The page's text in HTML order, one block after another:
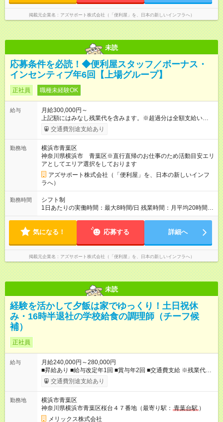
部分があります。 雇用形態：中途採用（契約社員） 給与：本採
用時と同じです。 試用期間中は嘱託社員契約となります。嘱託
社員契約中の給与・待遇・福利厚生は正社員のものと同じで
時代
掲載元企業名 アズサポート株式会社（「便利屋」を、日本の新しいインフラへ）
未読
応募条件を必読！◆便利屋スタッフ／ボーナス・
インセンティブ年6回【上場グループ】
正社員 職種未経験OK
給与
月給300,000円～
上記額にはみなし残業代を含みます。※超過分は全額支給いたし
ます。 みなし残業代 73,808円／月 みなし残業時間 45時間／月
年収＝月給＋ボーナス＋インセンティブ ボーナス ：2回 ※過
（年4回） ※施工スタッフにもインセンティブがもらえます
※合計で約30～60万/年程度で動きます（一番高い方ですと100
万超え） --------------------------------- 昇給：あり ※年1回評価に基
づく 手当：あり 全額100%支給 ・交通費（通勤費） ・業務に
おける活動費 ・超過勤務手当 【注意】 貸与する社用車は、社員
各自が保管していただきます 駐車場代が仮にかかる場合、各社
員での負担となります ※1都3県社員については会社負担があり
ます（ご相談ください） 【試用期間】試用期間あり 試用期間の
ます。 雇用形態：中途採用（契約社員） 給与：本採用時と同じ
です。 試用期間中は嘱託社員契約となります。嘱託社員契約中
の給与・待遇・福利厚生は正社員のものと同じです。99％の方
が試用期間後に正社員に移行しております。
交通費別途支給あり
勤務地
横浜市青葉区
神奈川県横浜市 青葉区※直行直帰のお仕事のため活動目安エリ
アとしてエリア選択をしております
アズサポート株式会社（「便利屋」を、日本の新しいインフ
ラへ）
勤務時間
シフト制
1日あたりの実働時間：最大8時間/日 残業時間：月平均20時間程
度 ※閑散月10時間ほど、繁忙期40時間ほど 【注意】 直行直帰の
によっては出勤・退勤時間が変動する場合がございます 例）
時代
気になる！ 応募する 詳細へ
掲載元企業名 アズサポート株式会社（「便利屋」を、日本の新しいインフラへ）
未読
経験を活かして夕飯は家でゆっくり！土日祝休
み・16時半退社の学校給食の調理師（チーフ候
補）
正社員
給与
月給240,000円～280,000円
■昇給あり ■給与改定年1回 ■賞与年2回 ■交通費支給 ※残業代は
別途支給 ※試用期間3カ月あり/試用期間中の待遇に変更はござい
ません。 【試用期間】試用期間あり 試用期間の長さ：3ヶ月 雇
交通費別途支給あり
勤務地
横浜市青葉区
神奈川県横浜市青葉区桜台４７番地（最寄り駅： 青葉台駅 ）
メリックス株式会社